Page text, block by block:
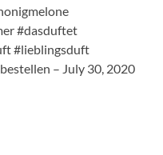
#dasduftet
#lieblingsduft
– July 30, 2020